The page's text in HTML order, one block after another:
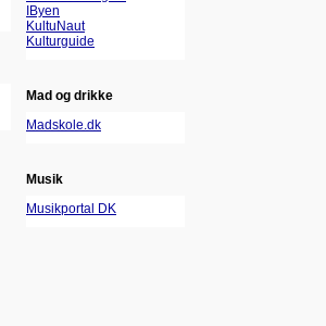
IByen
KultuNaut
Kulturguide
Mad og drikke
Madskole.dk
Musik
Musikportal DK